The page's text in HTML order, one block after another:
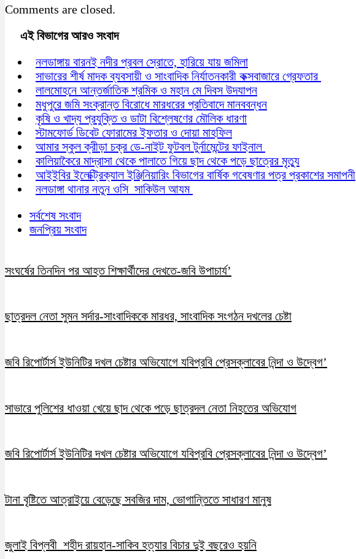
Comments are closed.
এই বিভাগের আরও সংবাদ
নলডাঙ্গায় বারনই নদীর প্রবল স্রোতে, হারিয়ে যায় জমিলা
সাভারের শীর্ষ মাদক ব্যবসায়ী ও সাংবাদিক নির্যাতনকারী কক্সবাজারে গ্রেফতার
লালমোহনে আন্তর্জাতিক শ্রমিক ও মহান মে দিবস উদযাপন
মধুপুরে জমি সংক্রান্ত বিরোধে মারধরের প্রতিবাদে মানববন্ধন
কৃষি ও খাদ্য প্রযুক্তি ও ডাটা বিশ্লেষণের মৌলিক ধারণা
স্টামফোর্ড ডিবেট ফোরামের ইফতার ও দোয়া মাহফিল
আমার স্কুল ক্রীড়া চক্র ডে-নাইট ফুটবল টুর্নামেন্টের ফাইনাল
কালিয়াকৈরে মাদ্রাসা থেকে পালাতে গিয়ে ছাদ থেকে পড়ে ছাত্রের মৃত্যু
আইইবির ইলেক্ট্রিক্যাল ইঞ্জিনিয়ারিং বিভাগের বার্ষিক গবেষণার পত্র প্রকাশের সমাপনী
নলডাঙ্গা থানার নতুন ওসি সাকিউল আযম
সর্বশেষ সংবাদ
জনপ্রিয় সংবাদ
সংঘর্ষের তিনদিন পর আহত শিক্ষার্থীদের দেখতে-জবি উপাচার্য’
ছাত্রদল নেতা সুমন সর্দার-সাংবাদিককে মারধর, সাংবাদিক সংগঠন দখলের চেষ্টা
জবি রিপোর্টার্স ইউনিটির দখল চেষ্টার অভিযোগে যবিপ্রবি প্রেসক্লাবের নিন্দা ও উদ্বেগ’
সাভারে পুলিশের ধাওয়া খেয়ে ছাদ থেকে পড়ে ছাত্রদল নেতা নিহতের অভিযোগ
জবি রিপোর্টার্স ইউনিটির দখল চেষ্টার অভিযোগে যবিপ্রবি প্রেসক্লাবের নিন্দা ও উদ্বেগ’
টানা বৃষ্টিতে আত্রাইয়ে বেড়েছে সবজির দাম, ভোগান্তিতে সাধারণ মানুষ
জুলাই বিপ্লবী শহীদ রায়হান-সাকিব হত্যার বিচার দুই বছরেও হয়নি